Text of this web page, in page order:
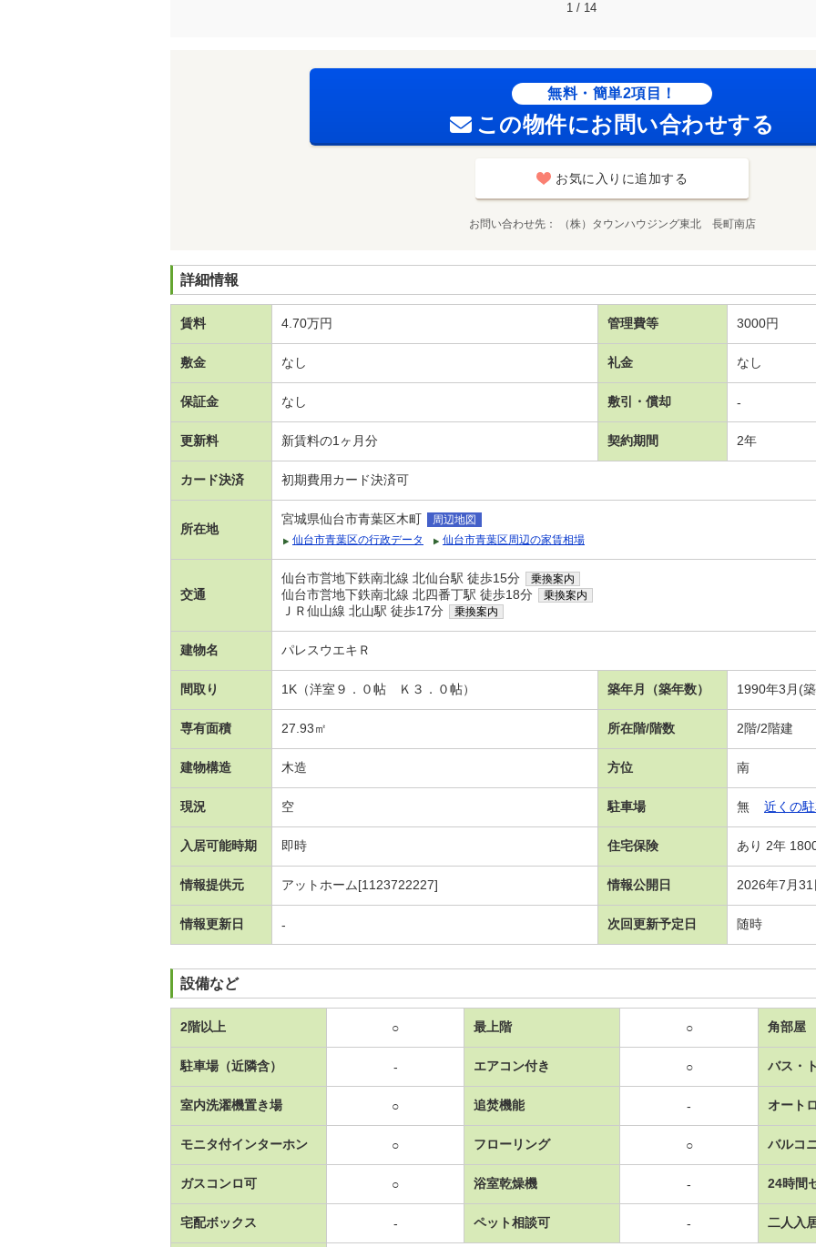
1 / 14
無料・簡単2項目！
この物件にお問い合わせする
お気に入りに追加する
お問い合わせ先 （株）タウンハウジング東北 長町南店
詳細情報
賃料 4.70万円 管理費等 3000円
敷金 なし 礼金 なし
保証金 なし 敷引・償却 -
更新料 新賃料の1ヶ月分 契約期間 2年
カード決済 初期費用カード決済可
所在地
宮城県仙台市青葉区木町
周辺地図
仙台市青葉区の行政データ
仙台市青葉区周辺の家賃相場
交通
仙台市営地下鉄南北線 北仙台駅 徒歩15分 乗換案内
仙台市営地下鉄南北線 北四番丁駅 徒歩18分 乗換案内
ＪＲ仙山線 北山駅 徒歩17分 乗換案内
建物名 パレスウエキＲ
間取り 1K（洋室９．０帖 Ｋ３．０帖） 築年月（築年数） 1990年3月(
専有面積 27.93㎡ 所在階/階数 2階/2階建
建物構造 木造 方位 南
現況 空 駐車場 無 近くの
入居可能時期 即時 住宅保険 あり 2年
情報提供元 アットホーム[1123722227] 情報公開日 2026年7月31
情報更新日 - 次回更新予定日 随時
設備など
2階以上 ○ 最上階 ○ 角部屋
駐車場（近隣含） - エアコン付き ○ バス・
室内洗濯機置き場 ○ 追焚機能 - オート
モニタ付インターホン ○ フローリング ○ バルコ
ガスコンロ可 ○ 浴室乾燥機 - 24時間
宅配ボックス - ペット相談可 - 二人入